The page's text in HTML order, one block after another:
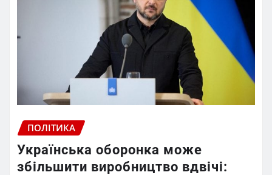
ПОЛІТИКА
Українська оборонка може
збільшити виробництво вдвічі: